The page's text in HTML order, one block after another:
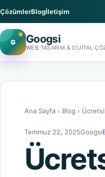
ÇözümlerBlogİletişim
G Googsi
WEB TASARIM & DIJITAL
Ana Sayfa › Blog ›
Temmuz 22, 2025Googsi